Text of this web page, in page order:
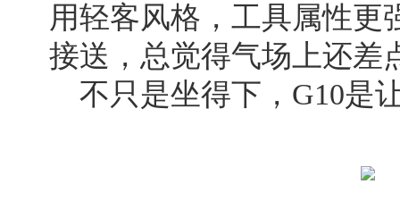
用轻客风格，工具属性更
接送，总觉得气场上还差
不只是坐得下，G10是